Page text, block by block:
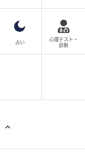
占い
心理テスト・
診断